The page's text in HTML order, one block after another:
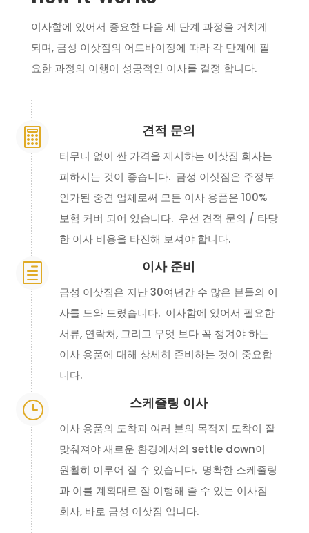
이사함에 있어서 중요한 다음 세 단계 과정을 거치게
되며, 금성 이삿짐의 어드바이징에 따라 각 단계에 필
요한 과정의 이행이 성공적인 이사를 결정 합니다.
 견적 문의
터무니 없이 싼 가격을 제시하는 이삿짐 회사는
피하시는 것이 좋습니다. 금성 이삿짐은 주정부
인가된 중견 업체로써 모든 이사 용품은 100%
보험 커버 되어 있습니다. 우선 견적 문의 / 타당
한 이사 비용을 타진해 보셔야 합니다.
h 이사 준비
금성 이삿짐은 지난 30여년간 수 많은 분들의 이
사를 도와 드렸습니다. 이사함에 있어서 필요한
서류, 연락처, 그리고 무엇 보다 꼭 챙겨야 하는
이사 용품에 대해 상세히 준비하는 것이 중요합
니다.
} 스케줄링 이사
이사 용품의 도착과 여러 분의 목적지 도착이 잘
맞춰져야 새로운 환경에서의 settle down이
원활히 이루어 질 수 있습니다. 명확한 스케줄링
과 이를 계획대로 잘 이행해 줄 수 있는 이사짐
회사, 바로 금성 이삿짐 입니다.